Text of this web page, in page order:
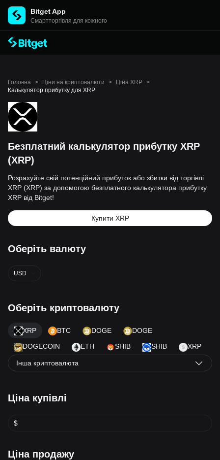
Bitget App
Cмартторгівля для кожного
Головна > Ціни на криптовалюти > Ціна XRP >
Калькулятор прибутку для XRP
Безплатний калькулятор прибутку XRP
(XRP)
Розрахуйте свій потенційний прибуток або збитки від торгівлі
XRP (XRP) за допомогою безплатного калькулятора прибутку
XRP від Bitget!
Купити XRP
Оберіть валюту
USD
Оберіть криптовалюту
XRP BTC DOGE DOGE
DOGECOIN ETH SHIB SHIB XRP
Інша криптовалюта
Ціна купівлі
$
Ціна продажу